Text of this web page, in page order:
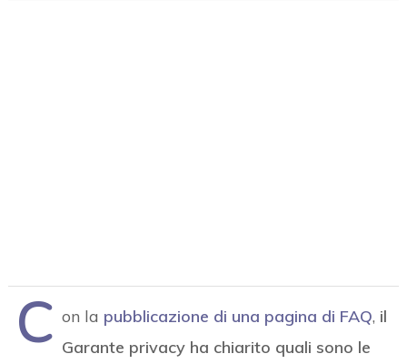
C on la pubblicazione di una pagina di FAQ, il
Garante privacy ha chiarito quali sono le